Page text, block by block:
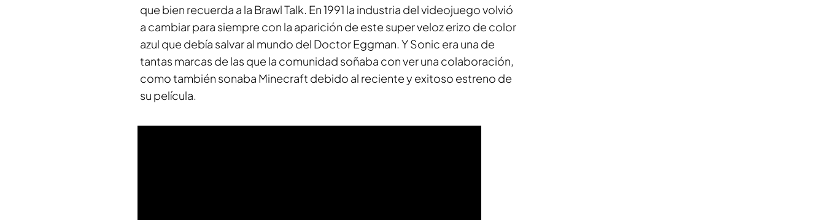
que bien recuerda a la Brawl Talk. En 1991 la industria del videojuego volvió
a cambiar para siempre con la aparición de este super veloz erizo de color
azul que debía salvar al mundo del Doctor Eggman. Y Sonic era una de
tantas marcas de las que la comunidad soñaba con ver una colaboración,
como también sonaba Minecraft debido al reciente y exitoso estreno de
su película.